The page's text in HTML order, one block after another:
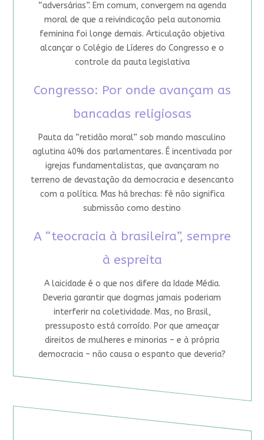
“adversárias”. Em comum, convergem na agenda
moral de que a reivindicação pela autonomia
feminina foi longe demais. Articulação objetiva
alcançar o Colégio de Líderes do Congresso e o
controle da pauta legislativa
Congresso: Por onde avançam as
bancadas religiosas
Pauta da “retidão moral” sob mando masculino
aglutina 40% dos parlamentares. É incentivada por
igrejas fundamentalistas, que avançaram no
terreno de devastação da democracia e desencanto
com a política. Mas há brechas: fé não significa
submissão como destino
A “teocracia à brasileira”, sempre
à espreita
A laicidade é o que nos difere da Idade Média.
Deveria garantir que dogmas jamais poderiam
interferir na coletividade. Mas, no Brasil,
pressuposto está corroído. Por que ameaçar
direitos de mulheres e minorias – e à própria
democracia – não causa o espanto que deveria?